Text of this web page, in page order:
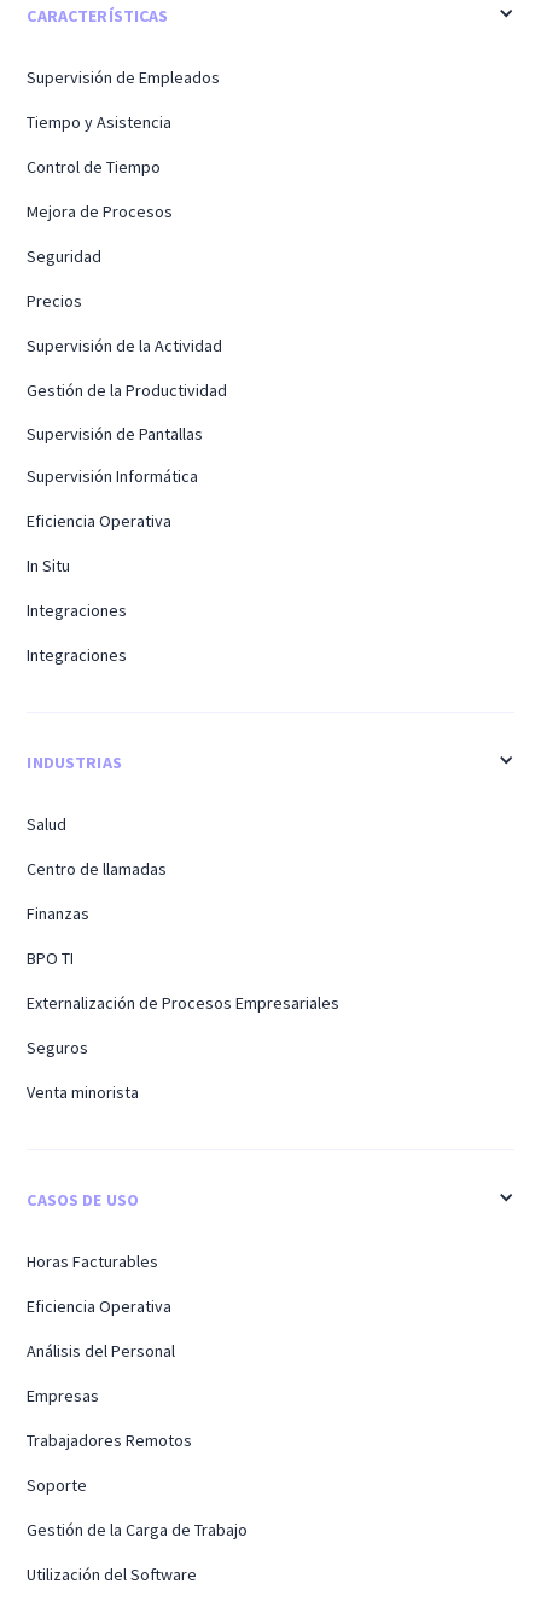
CARACTERÍSTICAS
Supervisión de Empleados
Tiempo y Asistencia
Control de Tiempo
Mejora de Procesos
Seguridad
Precios
Supervisión de la Actividad
Gestión de la Productividad
Supervisión de Pantallas
Supervisión Informática
Eficiencia Operativa
In Situ
Integraciones
Integraciones
INDUSTRIAS
Salud
Centro de llamadas
Finanzas
BPO TI
Externalización de Procesos Empresariales
Seguros
Venta minorista
CASOS DE USO
Horas Facturables
Eficiencia Operativa
Análisis del Personal
Empresas
Trabajadores Remotos
Soporte
Gestión de la Carga de Trabajo
Utilización del Software